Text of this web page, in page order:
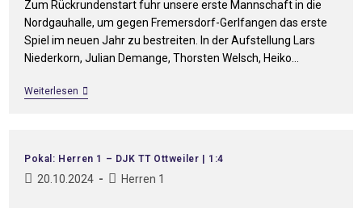
Zum Rückrundenstart fuhr unsere erste Mannschaft in die
Nordgauhalle, um gegen Fremersdorf-Gerlfangen das erste
Spiel im neuen Jahr zu bestreiten. In der Aufstellung Lars
Niederkorn, Julian Demange, Thorsten Welsch, Heiko…
Weiterlesen
Pokal: Herren 1 – DJK TT Ottweiler | 1:4
20.10.2024 Herren 1